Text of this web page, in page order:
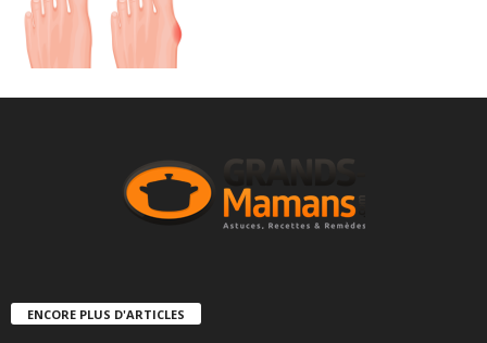
ENCORE PLUS D'ARTICLES